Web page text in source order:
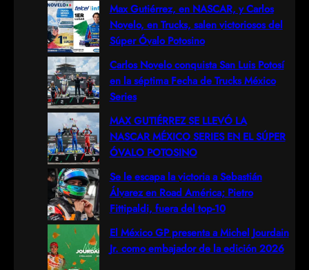
Max Gutiérrez, en NASCAR, y Carlos
Novelo, en Trucks, salen victoriosos del
Súper Óvalo Potosino
Carlos Novelo conquista San Luis Potosí
en la séptima Fecha de Trucks México
Series
MAX GUTIÉRREZ SE LLEVÓ LA
NASCAR MÉXICO SERIES EN EL SÚPER
ÓVALO POTOSINO
Se le escapa la victoria a Sebastián
Álvarez en Road América; Pietro
Fittipaldi, fuera del top-10
El México GP presenta a Michel Jourdain
Jr. como embajador de la edición 2026